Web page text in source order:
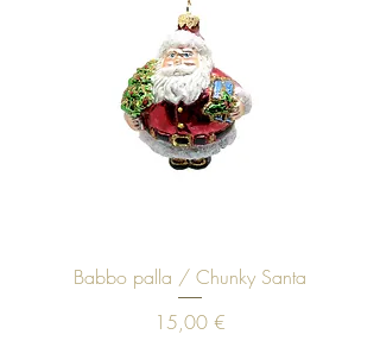
Babbo palla / Chunky Santa
Prezzo
15,00 €